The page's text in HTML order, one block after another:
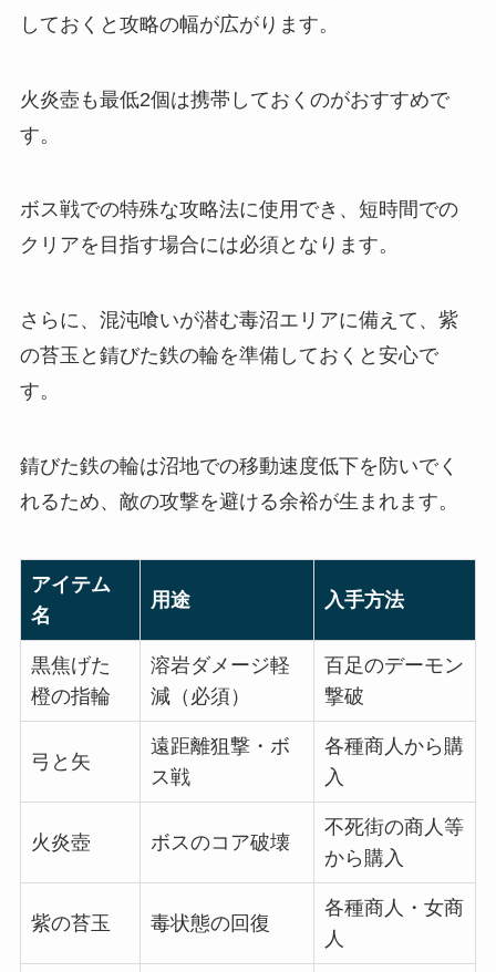
しておくと攻略の幅が広がります。
火炎壺も最低2個は携帯しておくのがおすすめで
す。
ボス戦での特殊な攻略法に使用でき、短時間での
クリアを目指す場合には必須となります。
さらに、混沌喰いが潜む毒沼エリアに備えて、紫
の苔玉と錆びた鉄の輪を準備しておくと安心で
す。
錆びた鉄の輪は沼地での移動速度低下を防いでく
れるため、敵の攻撃を避ける余裕が生まれます。
アイテム
名
用途 入手方法
黒焦げた
橙の指輪
溶岩ダメージ軽
減（必須）
百足のデーモン
撃破
弓と矢
遠距離狙撃・ボ
ス戦
各種商人から購
入
火炎壺 ボスのコア破壊
不死街の商人等
から購入
紫の苔玉 毒状態の回復
各種商人・女商
人